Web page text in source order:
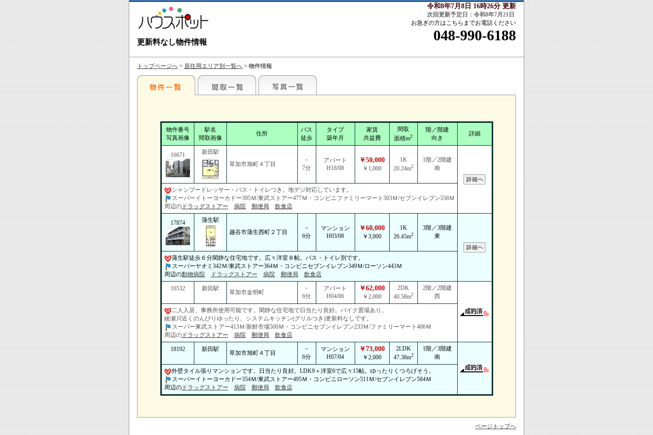
令和8年7月8日 16時26分 更新
次回更新予定日：令和8年7月21日
更新料なし物件情報
お急ぎの方はこちらまでお電話ください
048-990-6188
トップページへ > 居住用エリア別一覧へ > 物件情報
物件番号
写真画像
駅名
間取画像
住所
バス
徒歩
タイプ
築年月
家賃
共益費
間取
面積m2
階／階建
向き
詳細
16671
新田駅
草加市旭町４丁目
－
7分
アパート
H18/08
￥50,000
￥1,000
1K
20.24m2
1階／2階建
南
シャンプードレッサー・バス・トイレつき。地デジ対応しています。
スーパーイトーヨーカドー395Ｍ/東武ストアー477Ｍ・コンビニファミリーマート503Ｍ/セブンイレブン558Ｍ
周辺のドラッグストアー 病院 郵便局 飲食店
17874
蒲生駅
越谷市蒲生西町２丁目
－
6分
マンション
H03/08
￥60,000
￥3,000
1K
26.45m2
3階／3階建
東
蒲生駅徒歩６分閑静な住宅地です。広々洋室８帖。バス・トイレ別です。
スーパーヤオミ342Ｍ/東武ストアー364Ｍ・コンビニセブンイレブン349Ｍ/ローソン443Ｍ
周辺の動物病院 ドラッグストアー 病院 郵便局 飲食店
16532 新田駅
草加市金明町
－
6分
アパート
H04/06
￥62,000
￥2,000
2DK
40.58m2
2階／2階建
西
二人入居、事務所使用可能です。閑静な住宅地で日当たり良好。バイク置場あり。
綾瀬川近くのんびりゆったり。システムキッチン(グリルつき)更新料なしです。
スーパー東武ストアー413Ｍ/新鮮市場500Ｍ・コンビニセブンイレブン233Ｍ/ファミリーマート406Ｍ
周辺のドラッグストアー 病院 郵便局 飲食店
18192 新田駅
草加市旭町４丁目
－
6分
マンション
H07/04
￥73,000
￥2,000
2LDK
47.38m2
1階／3階建
南
外壁タイル張りマンションです。日当たり良好。LDK9＋洋室6で広々15帖。ゆったりくつろげそう。
スーパーイトーヨーカドー354Ｍ/東武ストアー495Ｍ・コンビニローソン511Ｍ/セブンイレブン584Ｍ
周辺のドラッグストアー 病院 郵便局 飲食店
ページトップへ